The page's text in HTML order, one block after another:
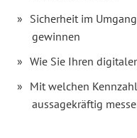
kommunizieren
souverän
Kritik
Krisensituationen
zu
reagieren.
Sicherheit im
gewinnen
Wie Sie Ihren
Mit welchen
aussagekräftig